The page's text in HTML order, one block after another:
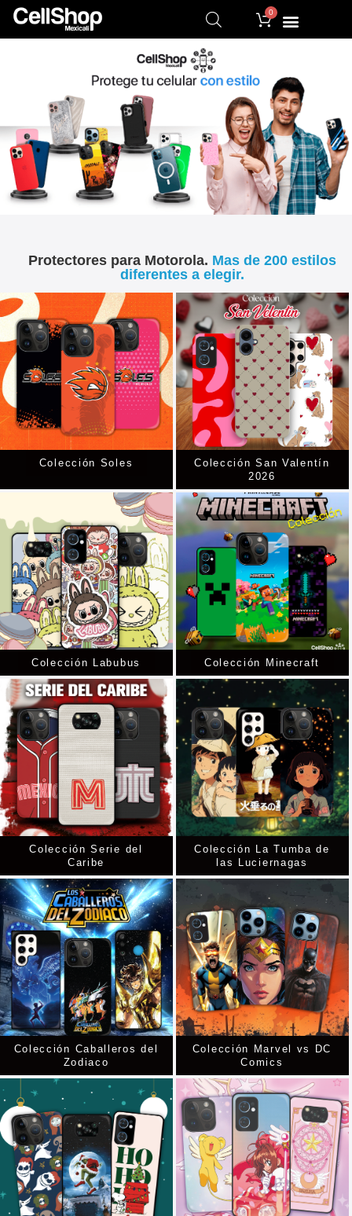
0
Protectores para Motorola. Mas de 200 estilos
diferentes a elegir.
Colección Soles
Colección San Valentín
2026
Colección Labubus Colección Minecraft
Colección Serie del
Caribe
Colección La Tumba de
las Luciernagas
Colección Caballeros del
Zodiaco
Colección Marvel vs DC
Comics